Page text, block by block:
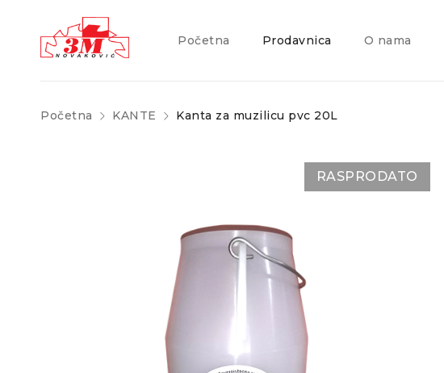
Početna Prodavnica O nama
Početna KANTE Kanta za muzilicu pvc 20L
RASPRODATO